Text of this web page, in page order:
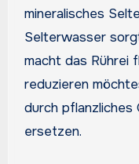
mineralisches
Selterwasser
macht das Rührei
reduzieren
durch pflanzliches
ersetzen.